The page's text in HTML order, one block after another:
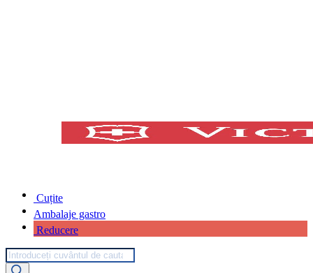
Cuțite
Ambalaje gastro
Reducere
Products
search